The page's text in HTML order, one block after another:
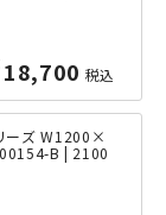
18,700 税込
ーズ W1200×
B | 2100